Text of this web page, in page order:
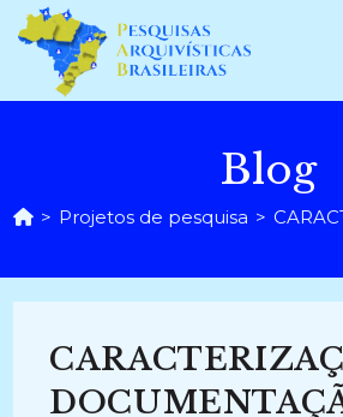
para
conteúdo
Blog
> Projetos de pesquisa >